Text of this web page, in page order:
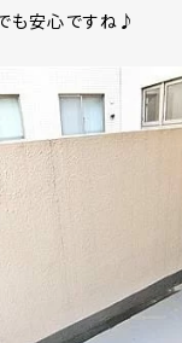
も安心ですね♪